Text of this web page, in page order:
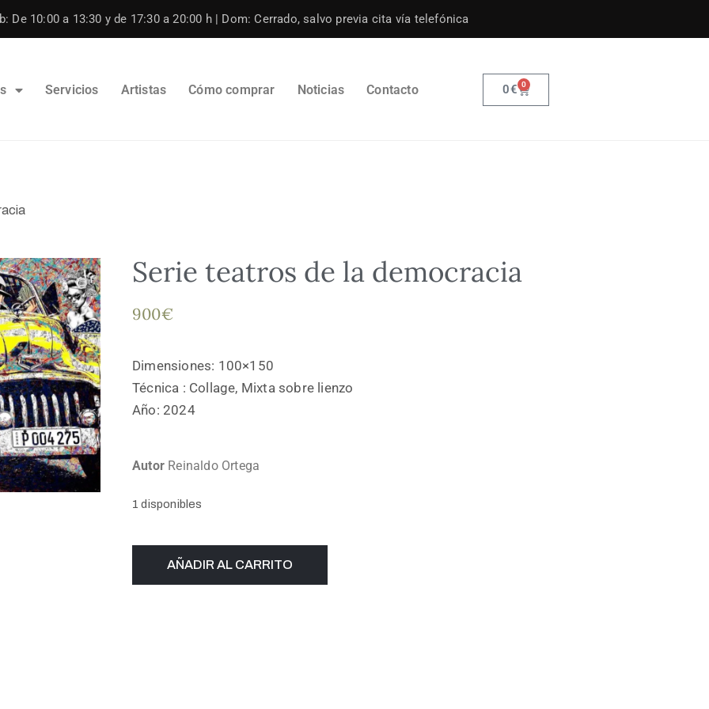
De 10:00 a 13:30 y de 17:30 a 20:00 h | Dom: Cerrado, salvo previa cita vía telefónica
Servicios Artistas Cómo comprar Noticias Contacto 0€ 0
Serie teatros de la democracia
900€
Dimensiones: 100×150
Técnica : Collage, Mixta sobre lienzo
Año: 2024
Autor Reinaldo Ortega
1 disponibles
AÑADIR AL CARRITO